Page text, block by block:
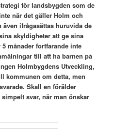
för landsbygden som de
när det gäller Holm och
ifrågasättas huruvida de
skyldigheter att ge sina
månader fortfarande inte
till att ha barnen på
Holmbygdens Utveckling,
kommunen om detta, men
Skall en förälder
svar, när man önskar